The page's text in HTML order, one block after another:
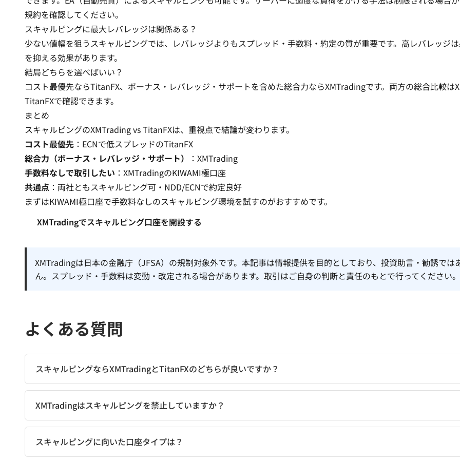
規約を確認してください。
スキャルピングに最大レバレッジは関係ある？
少ない値幅を狙うスキャルピングでは、レバレッジよりもスプレッド・手数料・約定の質が重要です。高レバレッジ
を抑える効果があります。
結局どちらを選べばいい？
コスト最優先ならTitanFX、ボーナス・レバレッジ・サポートを含めた総合力ならXMTradingです。両方の総合比較は
TitanFXで確認できます。
まとめ
スキャルピングのXMTrading vs TitanFXは、重視点で結論が変わります。
コスト最優先 ：ECNで低スプレッドのTitanFX
総合力（ボーナス・レバレッジ・サポート）
：XMTrading
手数料なしで取引したい ：XMTradingのKIWAMI極口座
共通点 ：両社ともスキャルピング可・NDD/ECNで約定良好
まずはKIWAMI極口座で手数料なしのスキャルピング環境を試すのがおすすめです。
XMTradingでスキャルピング口座を開設する
XMTradingは日本の金融庁（JFSA）の規制対象外です。本記事は情報提供を目的としており、投資助言・勧誘では
ん。スプレッド・手数料は変動・改定される場合があります。取引はご自身の判断と責任のもとで行ってください。
よくある質問
スキャルピングならXMTradingとTitanFXのどちらが良いですか？
XMTradingはスキャルピングを禁止していますか？
スキャルピングに向いた口座タイプは？